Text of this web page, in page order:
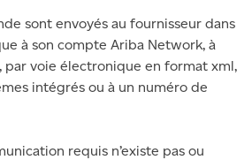
sont envoyés au fournisseur dans
à son compte Ariba Network, à
par voie électronique en format xml,
intégrés ou à un numéro de
requis n’existe pas ou